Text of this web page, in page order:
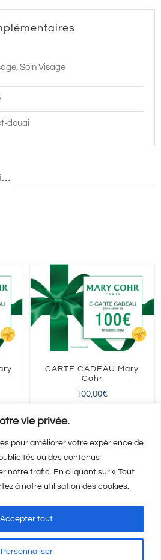
vie privée.
pour améliorer votre expérience de
ou des contenus
notre trafic. En cliquant sur « Tout
à notre utilisation des cookies.
Personnaliser
Accepter tout
Soin Visage
douai
CARTE CADEAU Mary
Cohr
100,00€
Ajouter au panier
Détails